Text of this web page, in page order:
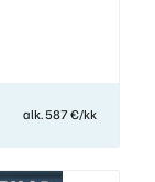
alk. 587 €/kk